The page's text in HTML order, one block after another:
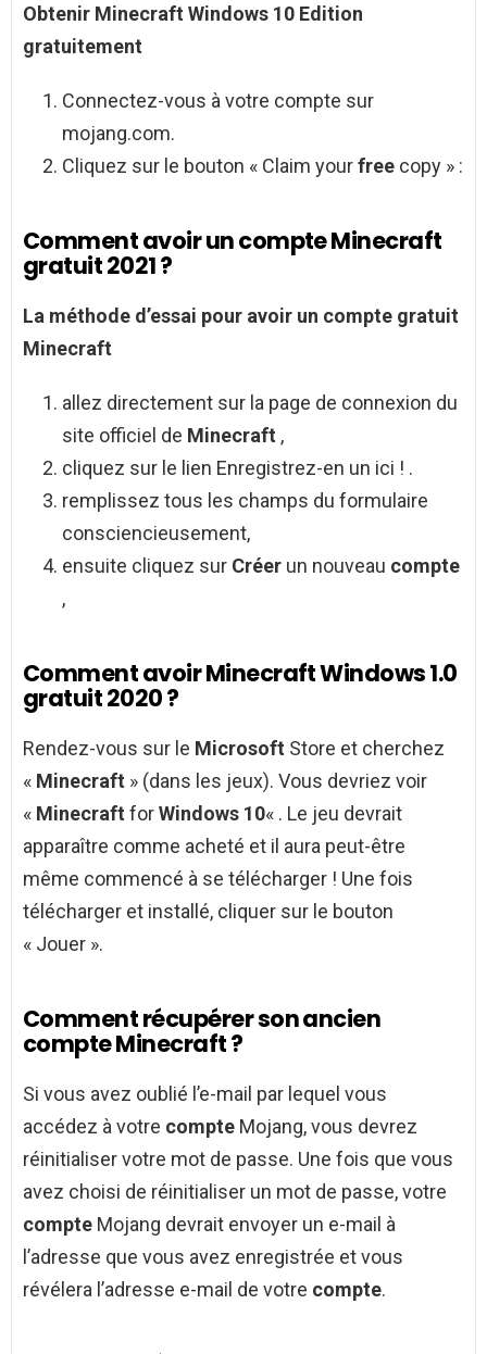
Obtenir Minecraft Windows 10 Edition
gratuitement
Connectez-vous à votre compte sur
mojang.com.
Cliquez sur le bouton « Claim yourfree copy » :
Comment avoir un compte Minecraft
gratuit 2021 ?
La méthode d’essai pour avoir un compte gratuit
Minecraft
allez directement sur la page de connexion du
site officiel de Minecraft ,
cliquez sur le lien Enregistrez-en un ici ! .
remplissez tous les champs du formulaire
consciencieusement,
ensuite cliquez sur Créer un nouveau compte
,
Comment avoir Minecraft Windows 1.0
gratuit 2020 ?
Rendez-vous sur le Microsoft Store et cherchez
« Minecraft » (dans les jeux). Vous devriez voir
« Minecraft forWindows 10« . Le jeu devrait
apparaître comme acheté et il aura peut-être
même commencé à se télécharger ! Une fois
télécharger et installé, cliquer sur le bouton
« Jouer ».
Comment récupérer son ancien
compte Minecraft ?
Si vous avez oublié l’e-mail par lequel vous
accédez à votre compte Mojang, vous devrez
réinitialiser votre mot de passe. Une fois que vous
avez choisi de réinitialiser un mot de passe, votre
compte Mojang devrait envoyer un e-mail à
l’adresse que vous avez enregistrée et vous
révélera l’adresse e-mail de votre compte.